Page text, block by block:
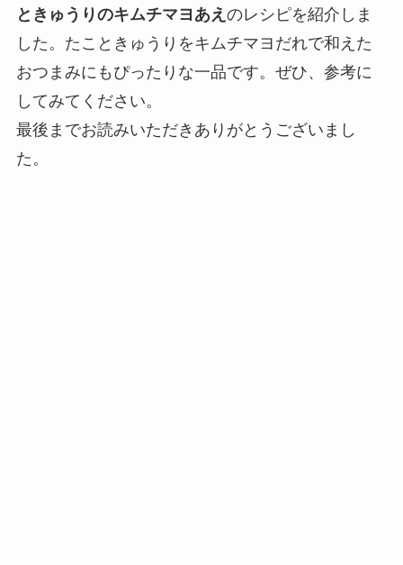
ときゅうりのキムチマヨあえ のレシピを紹介しま
した。たこときゅうりをキムチマヨだれで和えた
おつまみにもぴったりな一品です。ぜひ、参考に
してみてください。
最後までお読みいただきありがとうございまし
た。